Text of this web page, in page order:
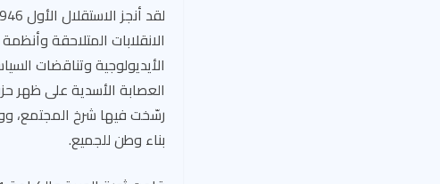
الانقلابات المتلاحقة
الأيديولوجية وتناقضات
رسّخت فيها شرخ المجتمع،
بناء وطن للجميع.